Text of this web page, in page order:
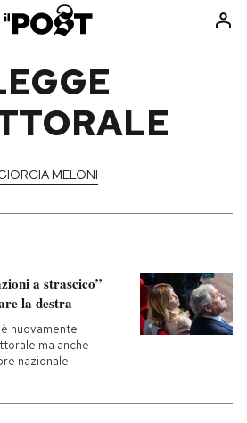
Libri
Media
Altrecose
MELONI
a strascico”
la destra
nuovamente
ma anche
nazionale